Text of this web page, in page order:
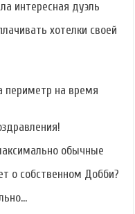
интересная дуэль
хотелки своей
периметр на время
обычные
о собственном Добби?